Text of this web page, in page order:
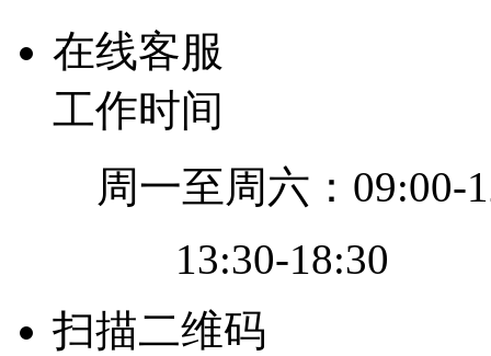
在线客服
工作时间
周一至周六：09:00-
13:30-18:30
扫描二维码